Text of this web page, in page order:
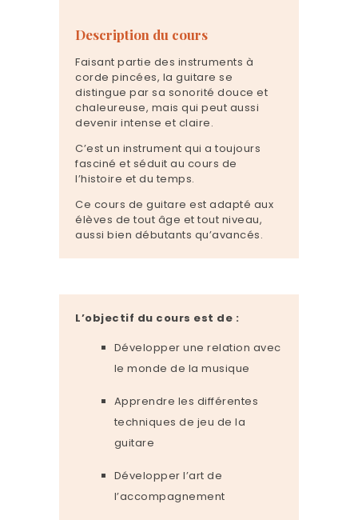
Description du cours
Faisant partie des instruments à
corde pincées, la guitare se
distingue par sa sonorité douce et
chaleureuse, mais qui peut aussi
devenir intense et claire.
C’est un instrument qui a toujours
fasciné et séduit au cours de
l’histoire et du temps.
Ce cours de guitare est adapté aux
élèves de tout âge et tout niveau,
aussi bien débutants qu’avancés.
L’objectif du cours est de :
Développer une relation avec
le monde de la musique
Apprendre les différentes
techniques de jeu de la
guitare
Développer l’art de
l’accompagnement